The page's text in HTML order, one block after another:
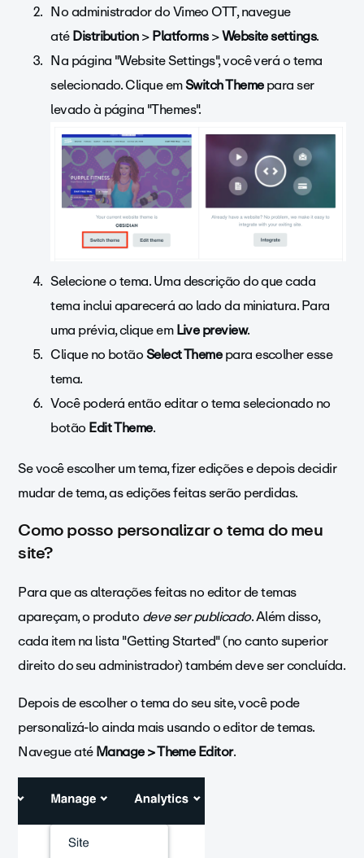
No administrador do Vimeo OTT, navegue
atéDistribution>Platforms>Website settings.
Na página "Website Settings", você verá o tema
selecionado. Clique emSwitch Themepara ser
levado à página "Themes".
Selecione o tema. Uma descrição do que cada
tema inclui aparecerá ao lado da miniatura. Para
uma prévia, clique emLive preview.
Clique no botãoSelect Themepara escolher esse
tema.
Você poderá então editar o tema selecionado no
botãoEditTheme.
Se você escolher um tema, fizer edições e depois decidir
mudar de tema, as edições feitas serão perdidas.
Como posso personalizar o tema do meu
site?
Para que as alterações feitas no editor de temas
apareçam, o produtodeve ser publicado. Além disso,
cada item na lista "Getting Started" (no canto superior
direito do seu administrador) também deve ser concluída.
Depois de escolher o tema do seu site, você pode
personalizá-lo ainda mais usando o editor de temas.
Navegue atéManage > Theme Editor.